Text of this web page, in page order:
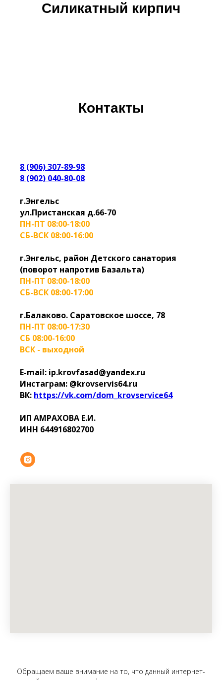
Силикатный кирпич
Контакты
8 (906) 307-89-98
8 (902) 040-80-08
г.Энгельс
ул.Пристанская д.66-70
ПН-ПТ 08:00-18:00
СБ-ВСК 08:00-16:00
г.Энгельс, район Детского санатория
(поворот напротив Базальта)
ПН-ПТ 08:00-18:00
СБ-ВСК 08:00-17:00
г.Балаково. Саратовское шоссе, 78
ПН-ПТ 08:00-17:30
СБ 08:00-16:00
ВСК - выходной
E-mail: ip.krovfasad@yandex.ru
Инстаграм: @krovservis64.ru
ВК: https://vk.com/dom_krovservice64
ИП АМРАХОВА Е.И.
ИНН 644916802700
Обращаем ваше внимание на то, что данный интернет-